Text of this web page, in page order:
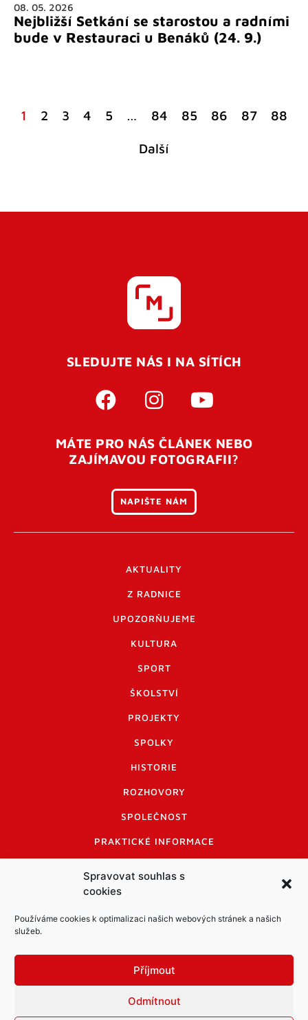
Spravovat souhlas s
cookies
Používáme cookies k optimalizaci našich webových stránek a našich
služeb.
Příjmout
Odmítnout
08. 05. 2026
Nejbližší Setkání se starostou a radními
bude v Restauraci u Benáků (24. 9.)
1 2 3 4 5 … 84 85 86 87 88
Další
SLEDUJTE NÁS I NA SÍTÍCH
MÁTE PRO NÁS ČLÁNEK NEBO
ZAJÍMAVOU FOTOGRAFII?
NAPIŠTE NÁM
AKTUALITY
Z RADNICE
UPOZORŇUJEME
KULTURA
SPORT
ŠKOLSTVÍ
PROJEKTY
SPOLKY
HISTORIE
ROZHOVORY
SPOLEČNOST
PRAKTICKÉ INFORMACE
INFORMACE A KODEX DISKUTUJÍCÍCH
LOGO A LOGO MANUÁL
Informace o zpracování osobních údajů